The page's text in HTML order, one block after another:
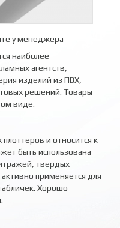
у менеджера
наиболее
агентств,
изделий из ПВХ,
решений. Товары
виде.
и относится к
быть использована
твердых
применяется для
Хорошо